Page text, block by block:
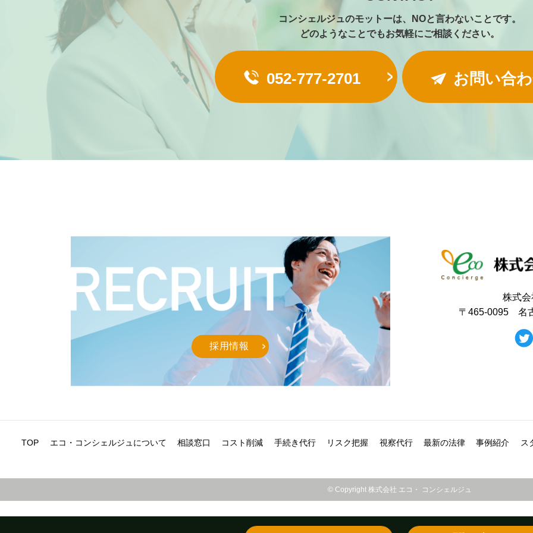
コンシェルジュのモットーは、NOと言わないことです。
どのようなことでもお気軽にご相談ください。
052-777-2701 お問い合
採用情報
株式
〒465-0095 名
TOP エコ・コンシェルジュについて 相談窓口 コスト削減 手続き代行 リスク把握 視察代行 最新の法律 事例紹介 ス
© Copyright 株式会社 エコ・ コンシェルジュ